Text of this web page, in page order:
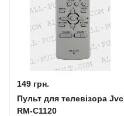
149 грн.
Пульт для телевізора Jvc
RM-C1120